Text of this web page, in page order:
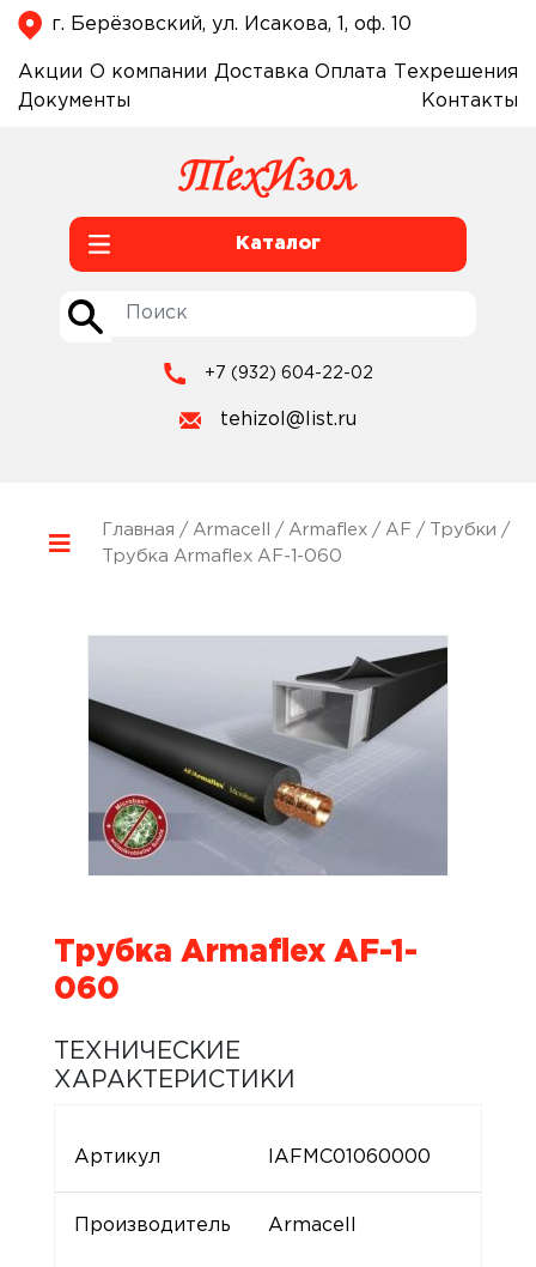
г. Берёзовский, ул. Исакова, 1, оф. 10
Акции О компании Доставка Оплата
Техрешения
Документы
Контакты
Каталог
+7 (932) 604-22-02
tehizol@list.ru
Главная / Armacell / Armaflex/ AF / Трубки /
Трубка Armaflex AF-1-060
Трубка Armaflex AF-1-
060
ТЕХНИЧЕСКИЕ
ХАРАКТЕРИСТИКИ
Артикул IAFMC01060000
Производитель Armacell